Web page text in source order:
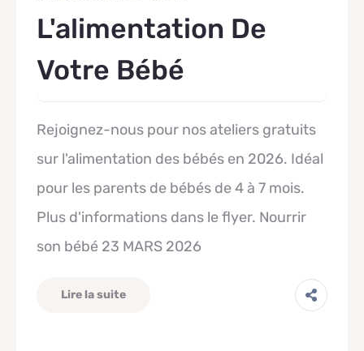
L'alimentation De
Votre Bébé
Rejoignez-nous pour nos ateliers gratuits
sur l'alimentation des bébés en 2026. Idéal
pour les parents de bébés de 4 à 7 mois.
Plus d'informations dans le flyer. Nourrir
son bébé 23 MARS 2026
Lire la suite